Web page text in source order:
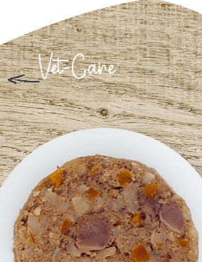
Vet-Support